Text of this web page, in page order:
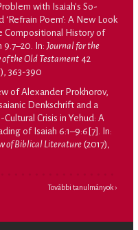
with Isaiah's So-
‘Refrain Poem’: A New Look
Compositional History of
9.7–20 . In: Journal for the
of the Old Testament 42
363-390
of Alexander Prokhorov,
Denkschrift and a
Cultural Crisis in Yehud: A
of Isaiah 6:1–9:6[7] . In:
of Biblical Literature(2017),
További tanulmányok ›